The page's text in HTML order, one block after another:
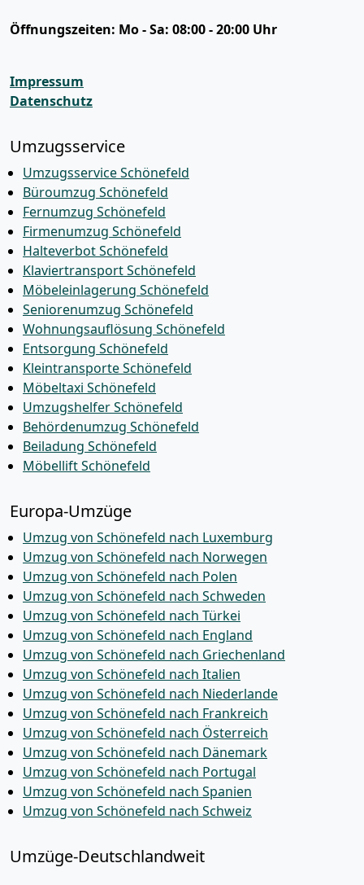
Öffnungszeiten: Mo - Sa: 08:00 - 20:00 Uhr
Impressum
Datenschutz
Umzugsservice
Umzugsservice Schönefeld
Büroumzug Schönefeld
Fernumzug Schönefeld
Firmenumzug Schönefeld
Halteverbot Schönefeld
Klaviertransport Schönefeld
Möbeleinlagerung Schönefeld
Seniorenumzug Schönefeld
Wohnungsauflösung Schönefeld
Entsorgung Schönefeld
Kleintransporte Schönefeld
Möbeltaxi Schönefeld
Umzugshelfer Schönefeld
Behördenumzug Schönefeld
Beiladung Schönefeld
Möbellift Schönefeld
Europa-Umzüge
Umzug von Schönefeld nach Luxemburg
Umzug von Schönefeld nach Norwegen
Umzug von Schönefeld nach Polen
Umzug von Schönefeld nach Schweden
Umzug von Schönefeld nach Türkei
Umzug von Schönefeld nach England
Umzug von Schönefeld nach Griechenland
Umzug von Schönefeld nach Italien
Umzug von Schönefeld nach Niederlande
Umzug von Schönefeld nach Frankreich
Umzug von Schönefeld nach Österreich
Umzug von Schönefeld nach Dänemark
Umzug von Schönefeld nach Portugal
Umzug von Schönefeld nach Spanien
Umzug von Schönefeld nach Schweiz
Umzüge-Deutschlandweit